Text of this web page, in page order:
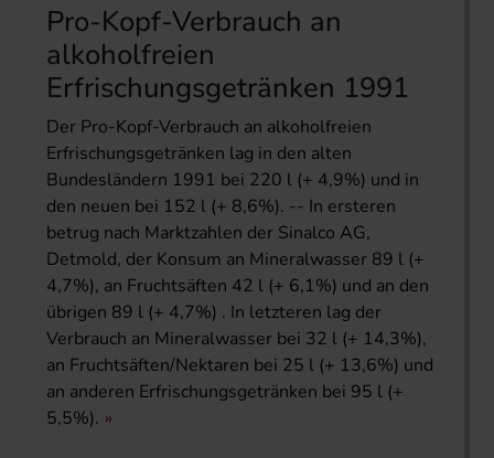
Pro-Kopf-Verbrauch an
alkoholfreien
Erfrischungsgetränken 1991
Der Pro-Kopf-Verbrauch an alkoholfreien
Erfrischungsgetränken lag in den alten
Bundesländern 1991 bei 220 l (+ 4,9%) und in
den neuen bei 152 l (+ 8,6%). -- In ersteren
betrug nach Marktzahlen der Sinalco AG,
Detmold, der Konsum an Mineralwasser 89 l (+
4,7%), an Fruchtsäften 42 l (+ 6,1%) und an den
übrigen 89 l (+ 4,7%) . In letzteren lag der
Verbrauch an Mineralwasser bei 32 l (+ 14,3%),
an Fruchtsäften/Nektaren bei 25 l (+ 13,6%) und
an anderen Erfrischungsgetränken bei 95 l (+
5,5%).